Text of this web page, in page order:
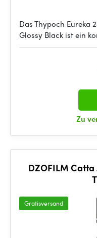
Das Thypoch Eureka
Glossy Black ist ein
Zu
DZOFILM Catta
Gratisversand